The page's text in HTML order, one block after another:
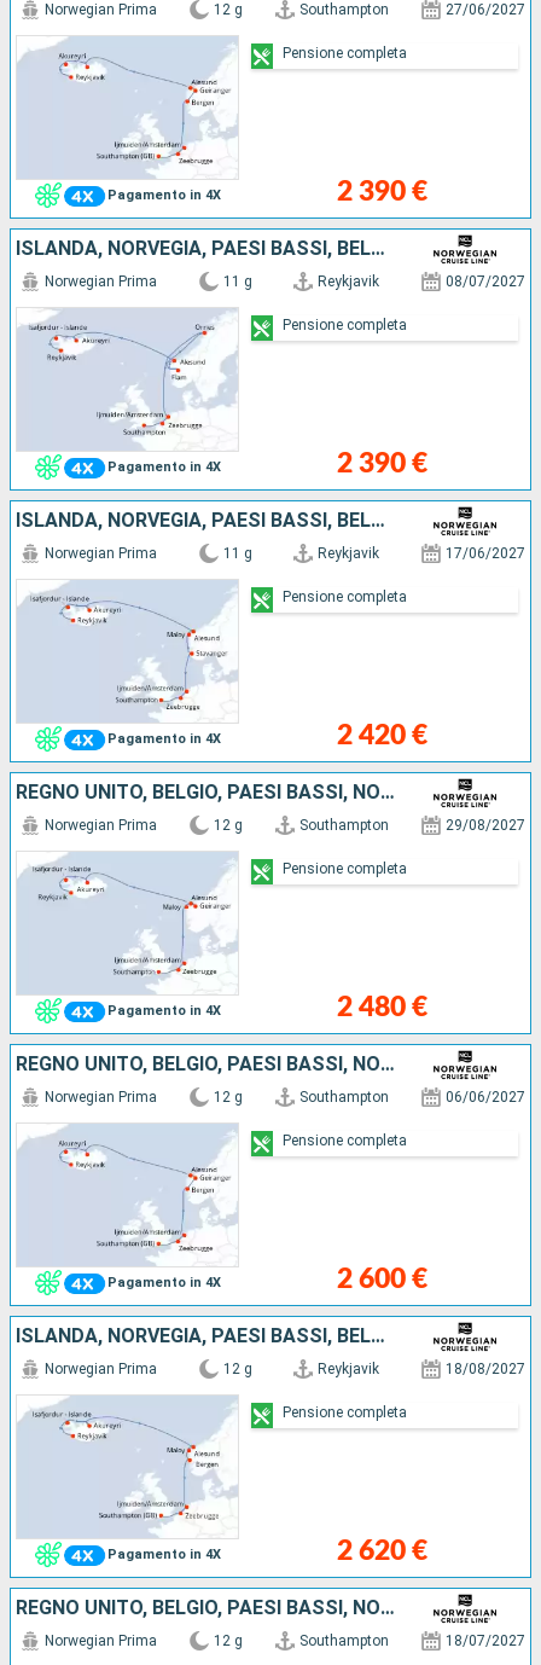
Pagamento in 4X
Norwegian Prima 12 g Southampton 27/06/2027
2 390 €
Pensione completa
ISLANDA, NORVEGIA, PAESI BASSI, BELGIO, REGNO UNITO
Pagamento in 4X
Norwegian Prima 11 g Reykjavik 08/07/2027
2 390 €
Pensione completa
ISLANDA, NORVEGIA, PAESI BASSI, BELGIO, REGNO UNITO
Pagamento in 4X
Norwegian Prima 11 g Reykjavik 17/06/2027
2 420 €
Pensione completa
REGNO UNITO, BELGIO, PAESI BASSI, NORVEGIA, ISLANDA
Pagamento in 4X
Norwegian Prima 12 g Southampton 29/08/2027
2 480 €
Pensione completa
REGNO UNITO, BELGIO, PAESI BASSI, NORVEGIA, ISLANDA
Pagamento in 4X
Norwegian Prima 12 g Southampton 06/06/2027
2 600 €
Pensione completa
ISLANDA, NORVEGIA, PAESI BASSI, BELGIO, REGNO UNITO
Pagamento in 4X
Norwegian Prima 12 g Reykjavik 18/08/2027
2 620 €
Pensione completa
REGNO UNITO, BELGIO, PAESI BASSI, NORVEGIA, LSOLE FAERÖER, ISLANDA
Norwegian Prima 12 g Southampton 18/07/2027